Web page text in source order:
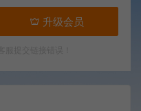
升级会员